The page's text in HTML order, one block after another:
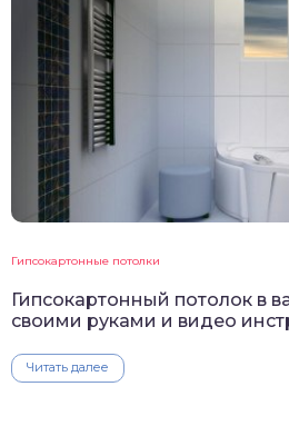
Гипсокартонные потолки
Гипсокартонный потолок в
своими руками и видео
Читать далее